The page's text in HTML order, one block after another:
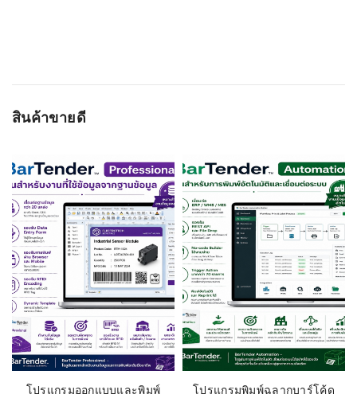
WRITE A REVIEW
อีเมลล์
เรทติ่ง
ชื่อหัวข้อรีวิว
สินค้าขายดี
โปรแกรมออกแบบและพิมพ์
โปรแกรมพิมพ์ฉลากบาร์โค้ด